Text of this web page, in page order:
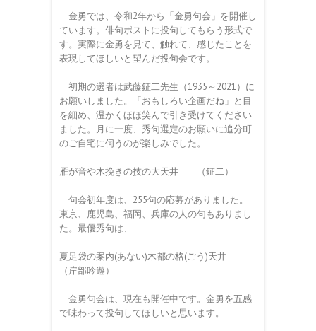
金勇では、令和2年から「金勇句会」を開催し
ています。俳句ポストに投句してもらう形式で
す。実際に金勇を見て、触れて、感じたことを
表現してほしいと望んだ投句会です。
初期の選者は武藤鉦二先生（1935～2021）に
お願いしました。「おもしろい企画だね」と目
を細め、温かくほほ笑んで引き受けてください
ました。月に一度、秀句選定のお願いに追分町
のご自宅に伺うのが楽しみでした。
雁が音や木挽きの技の大天井 （鉦二）
句会初年度は、255句の応募がありました。
東京、鹿児島、福岡、兵庫の人の句もありまし
た。最優秀句は、
夏足袋の案内(あない)木都の格(ごう)天井
（岸部吟遊）
金勇句会は、現在も開催中です。金勇を五感
で味わって投句してほしいと思います。